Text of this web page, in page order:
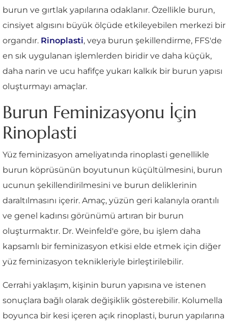
burun ve gırtlak yapılarına odaklanır. Özellikle burun,
cinsiyet algısını büyük ölçüde etkileyebilen merkezi bir
organdır. Rinoplasti, veya burun şekillendirme, FFS'de
en sık uygulanan işlemlerden biridir ve daha küçük,
daha narin ve ucu hafifçe yukarı kalkık bir burun yapısı
oluşturmayı amaçlar.
Burun Feminizasyonu İçin
Rinoplasti
Yüz feminizasyon ameliyatında rinoplasti genellikle
burun köprüsünün boyutunun küçültülmesini, burun
ucunun şekillendirilmesini ve burun deliklerinin
daraltılmasını içerir. Amaç, yüzün geri kalanıyla orantılı
ve genel kadınsı görünümü artıran bir burun
oluşturmaktır. Dr. Weinfeld'e göre, bu işlem daha
kapsamlı bir feminizasyon etkisi elde etmek için diğer
yüz feminizasyon teknikleriyle birleştirilebilir.
Cerrahi yaklaşım, kişinin burun yapısına ve istenen
sonuçlara bağlı olarak değişiklik gösterebilir. Kolumella
boyunca bir kesi içeren açık rinoplasti, burun yapılarına